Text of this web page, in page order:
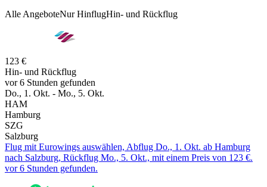
Alle AngeboteNur HinflugHin- und Rückflug
123 €
Hin- und Rückflug
vor 6 Stunden gefunden
Do., 1. Okt. - Mo., 5. Okt.
HAM
Hamburg
SZG
Salzburg
Flug mit Eurowings auswählen, Abflug Do., 1. Okt. ab Hamburg
nach Salzburg, Rückflug Mo., 5. Okt., mit einem Preis von 123 €.
vor 6 Stunden gefunden.